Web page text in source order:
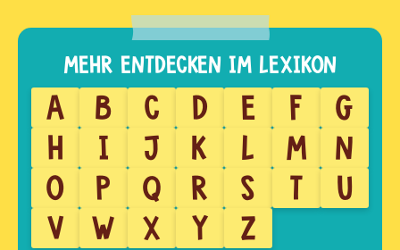
A B C D E F
G
H
I J K L M
N
O
P Q R S T
U
V
W X Y Z